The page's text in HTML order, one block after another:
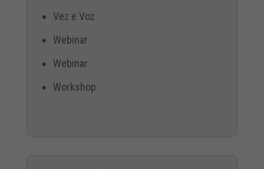
Vez e Voz
Webinar
Webinar
Workshop